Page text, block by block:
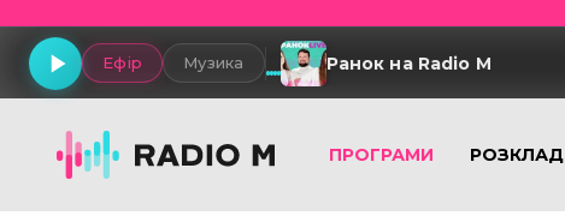
Ефір Музика Ранок на Radio M
ПРОГРАМИ РОЗКЛАД